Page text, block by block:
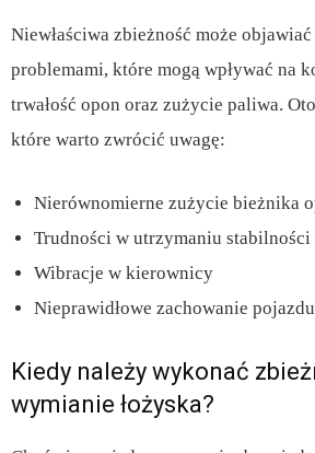
Niewłaściwa zbieżność może
problemami, które mogą wpływać na
trwałość opon oraz zużycie paliwa.
które warto zwrócić uwagę:
Nierównomierne zużycie bieżnika
Trudności w utrzymaniu stabilności
Wibracje w kierownicy
Nieprawidłowe zachowanie
Kiedy należy wykonać
wymianie łożyska?